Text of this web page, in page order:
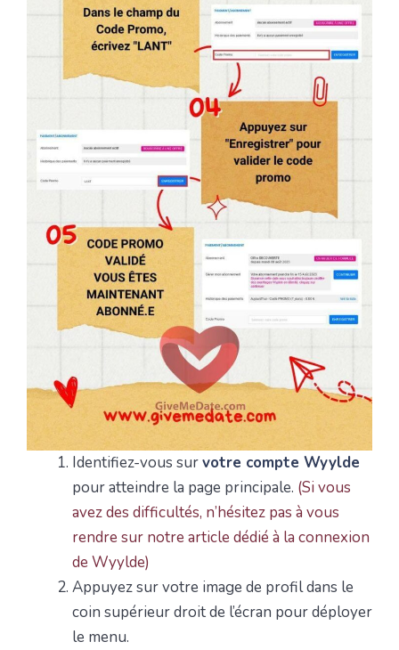
Identifiez-vous survotre compte Wyylde
pour atteindre la page principale. (Si vous
avez des difficultés, n’hésitez pas à vous
rendre sur notre article dédié à la connexion
de Wyylde)
Appuyez sur votre image de profil dans le
coin supérieur droit de l’écran pour déployer
le menu.